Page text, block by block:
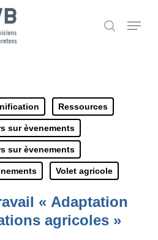
search
Menu
Ressources
sur èvenements
sur èvenements
Volet agricole
« Adaptation
agricoles »